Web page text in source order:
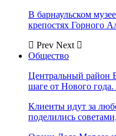
В барнаульском
крепостях Горного
Prev Next
Общество
Центральный район
шаге от Нового
Клиенты идут за
поделились